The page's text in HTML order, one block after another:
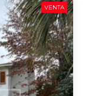
VENTA